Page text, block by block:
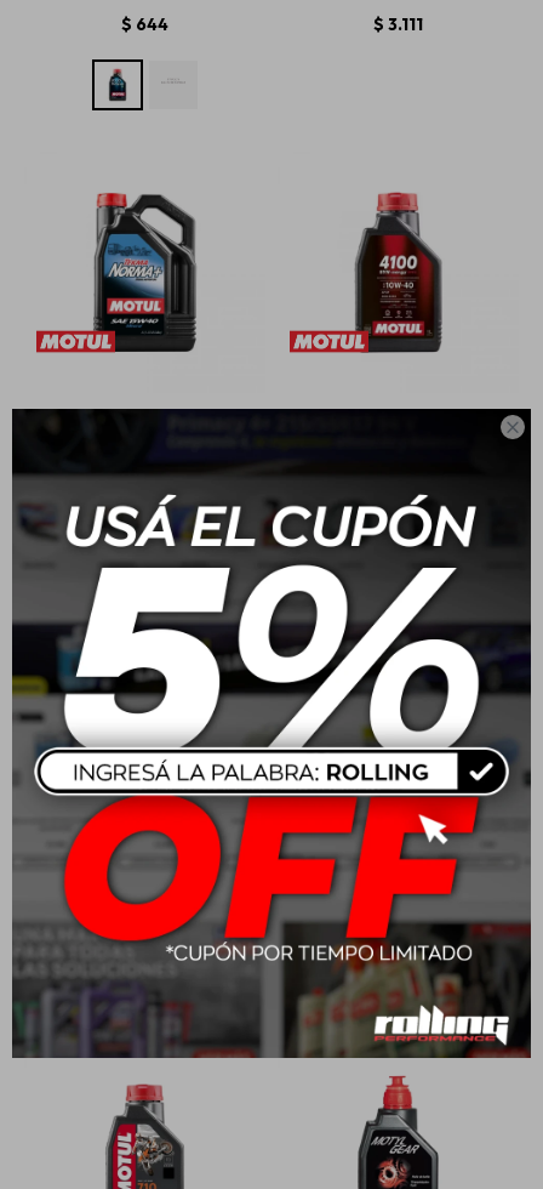

$ 644 $ 3.111
$2.482 $ 762
20W50 Motul Moto 4T
3000 1L
$595
Motul Garden Hi-Tech 2T
1L
$ 1.303